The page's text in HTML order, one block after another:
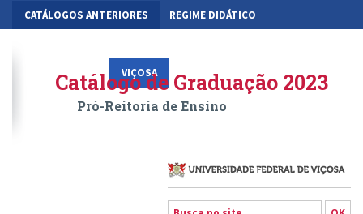
CATÁLOGOS ANTERIORES REGIME DIDÁTICO
VIÇOSA RIO PARANAÍBA FLORESTAL
Catálogo de Graduação 2023
Pró-Reitoria de Ensino